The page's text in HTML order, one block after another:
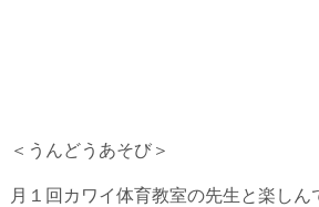
＜うんどうあそび＞
月１回カワイ体育教室の先生と楽しん